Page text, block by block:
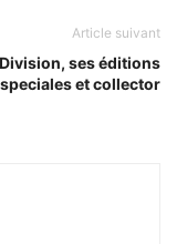
Article suivant
ses éditions
speciales et collector